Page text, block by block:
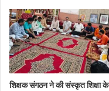
शिक्षक संगठन ने की संस्कृत शिक्षा के